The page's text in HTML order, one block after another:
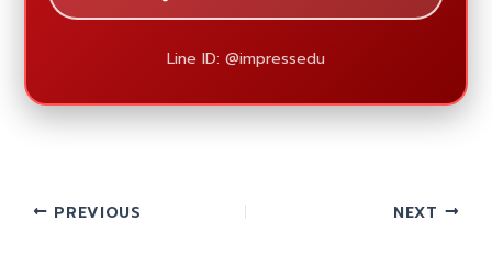
Line ID: @impressedu
PREVIOUS NEXT